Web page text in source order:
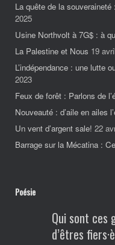
La quête de la
2025
Usine Northvolt à 7G$ : à
La Palestine et Nous 19
L’indépendance : une lutte
2023
Feux de forêt : Parlons de
Nouveauté : d’aile en ailes
Un vent d’argent sale! 22
Barrage sur la Mécatina :
Poésie
Qui sont ces
d’êtres